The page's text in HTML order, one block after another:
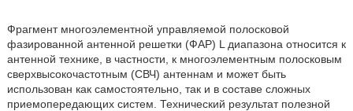
Фрагмент многоэлементной управляемой полосковой
фазированной антенной решетки (ФАР) L диапазона относится к
антенной технике, в частности, к многоэлементным полосковым
сверхвысокочастотным (СВЧ) антеннам и может быть
использован как самостоятельно, так и в составе сложных
приемопередающих систем. Технический результат полезной